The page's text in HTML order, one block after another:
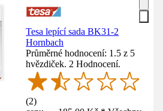
Tesa lepící sada BK31-2
Hornbach
Průměrné hodnocení: 1.5 z 5
hvězdiček. 2 Hodnocení.
(2)